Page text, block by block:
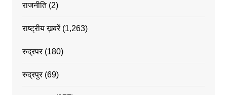
राजनीति(2)
राष्ट्रीय ख़बरें(1,263)
रुद्रपर(180)
रुद्रपुर(69)